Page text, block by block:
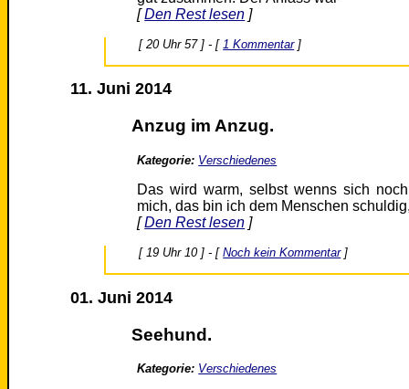
[Den Rest lesen ]
[ 20 Uhr 57 ] - [ 1 Kommentar]
11. Juni 2014
Anzug im Anzug.
Kategorie: Verschiedenes
Das wird warm, selbst wenns sich
mich, das bin ich dem Menschen
[Den Rest lesen ]
[ 19 Uhr 10 ] - [Noch kein Kommentar]
01. Juni 2014
Seehund.
Kategorie: Verschiedenes